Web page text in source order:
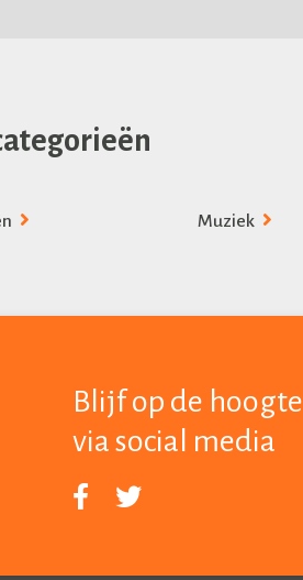
Muziek
Blijf op de hoogte
via social media